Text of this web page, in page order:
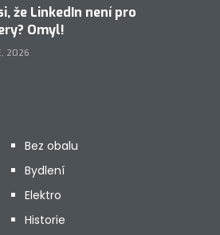
že LinkedIn není pro
Omyl!
2026
Bez obalu
Bydlení
Elektro
Historie